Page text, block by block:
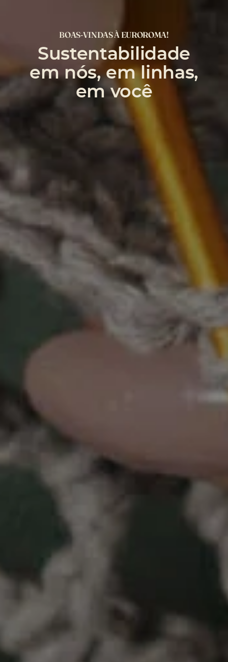
BOAS-VINDAS À EUROROMA!
Sustentabilidade
em nós, em linhas,
em você